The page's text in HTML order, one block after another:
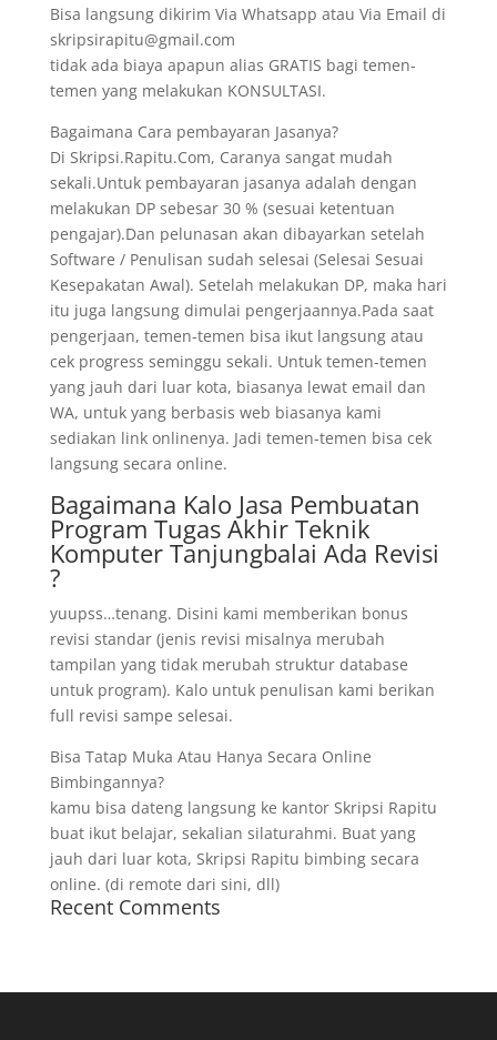
Bisa langsung dikirim Via Whatsapp atau Via Email di
skripsirapitu@gmail.com
tidak ada biaya apapun alias GRATIS bagi temen-
temen yang melakukan KONSULTASI.
Bagaimana Cara pembayaran Jasanya?
Di Skripsi.Rapitu.Com, Caranya sangat mudah
sekali.Untuk pembayaran jasanya adalah dengan
melakukan DP sebesar 30 % (sesuai ketentuan
pengajar).Dan pelunasan akan dibayarkan setelah
Software / Penulisan sudah selesai (Selesai Sesuai
Kesepakatan Awal). Setelah melakukan DP, maka hari
itu juga langsung dimulai pengerjaannya.Pada saat
pengerjaan, temen-temen bisa ikut langsung atau
cek progress seminggu sekali. Untuk temen-temen
yang jauh dari luar kota, biasanya lewat email dan
WA, untuk yang berbasis web biasanya kami
sediakan link onlinenya. Jadi temen-temen bisa cek
langsung secara online.
Bagaimana Kalo Jasa Pembuatan
Program Tugas Akhir Teknik
Komputer Tanjungbalai Ada Revisi
?
yuupss…tenang. Disini kami memberikan bonus
revisi standar (jenis revisi misalnya merubah
tampilan yang tidak merubah struktur database
untuk program). Kalo untuk penulisan kami berikan
full revisi sampe selesai.
Bisa Tatap Muka Atau Hanya Secara Online
Bimbingannya?
kamu bisa dateng langsung ke kantor Skripsi Rapitu
buat ikut belajar, sekalian silaturahmi. Buat yang
jauh dari luar kota, Skripsi Rapitu bimbing secara
online. (di remote dari sini, dll)
Recent Comments